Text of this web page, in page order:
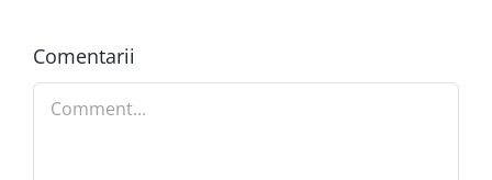
Comentarii
Comment